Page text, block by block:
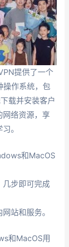
提供了一个
操作系统，包
载并安装客户
网络资源，享
。
和MacOS
几步即可完成
站和服务。
和MacOS用